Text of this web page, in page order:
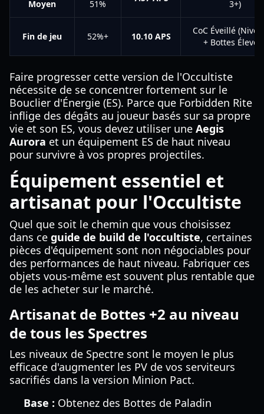
Moyen 51% 3+)
Fin de jeu 52%+ 10.10 APS
CoC Éveillé
+ Bottes
Faire progresser cette version de l'Occultiste
nécessite de se concentrer fortement sur le
Bouclier d'Énergie (ES). Parce que Forbidden Rite
inflige des dégâts au joueur basés sur sa propre
vie et son ES, vous devez utiliser une Aegis
Aurora et un équipement ES de haut niveau
pour survivre à vos propres projectiles.
Équipement essentiel et
artisanat pour l'Occultiste
Quel que soit le chemin que vous choisissez
dans ce guide de build de l'occultiste, certaines
pièces d'équipement sont non négociables pour
des performances de haut niveau. Fabriquer ces
objets vous-même est souvent plus rentable que
de les acheter sur le marché.
Artisanat de Bottes +2 au niveau
de tous les Spectres
Les niveaux de Spectre sont le moyen le plus
efficace d'augmenter les PV de vos serviteurs
sacrifiés dans la version Minion Pact.
Base : Obtenez des Bottes de Paladin